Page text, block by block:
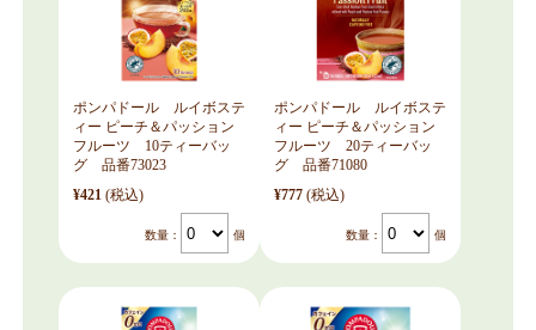
ポンパドール ルイボステ
ィー ピーチ＆パッション
フルーツ 10ティーバッ
グ 品番73023
¥421 (税込)
数量： 個
ポンパドール ルイボステ
ィー ピーチ＆パッション
フルーツ 20ティーバッ
グ 品番71080
¥777 (税込)
数量： 個